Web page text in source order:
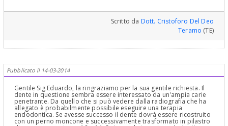
Scritto da Dott. Cristoforo Del Deo
Teramo (TE)
Pubblicato il 14-03-2014
Gentile Sig Eduardo, la ringraziamo per la sua gentile richiesta. Il
dente in questione sembra essere interessato da un'ampia carie
penetrante. Da quello che si può vedere dalla radiografia che ha
allegato è probabilmente possibile eseguire una terapia
endodontica. Se avesse successo il dente dovrà essere ricostruito
con un perno moncone e successivamente trasformato in pilastro